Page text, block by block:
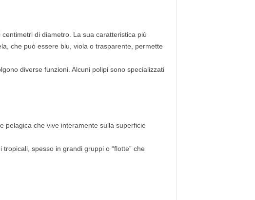
di diametro. La sua caratteristica più
che può essere blu, viola o trasparente, permette
diverse funzioni. Alcuni polipi sono specializzati
pelagica che vive interamente sulla superficie
spesso in grandi gruppi o “flotte” che